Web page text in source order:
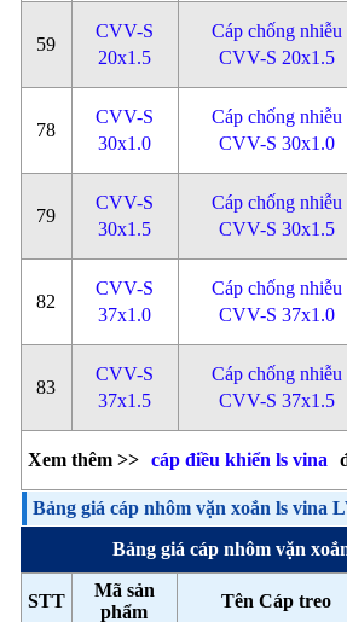
59
CVV-S
20x1.5
Cáp chống nhiễu
CVV-S 20x1.5
78
CVV-S
30x1.0
Cáp chống nhiễu
CVV-S 30x1.0
79
CVV-S
30x1.5
Cáp chống nhiễu
CVV-S 30x1.5
82
CVV-S
37x1.0
Cáp chống nhiễu
CVV-S 37x1.0
83
CVV-S
37x1.5
Cáp chống nhiễu
CVV-S 37x1.5
Xem thêm >> cáp điều khiển ls vina
Bảng giá cáp nhôm vặn xoắn ls vina
Bảng giá cáp nhôm vặn
STT
Mã sản
phẩm
Tên Cáp treo